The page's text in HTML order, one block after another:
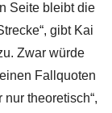
Seite bleibt die
gibt Kai
Zwar würde
Fallquoten
theoretisch“,